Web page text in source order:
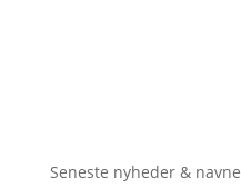
Seneste nyheder & navne